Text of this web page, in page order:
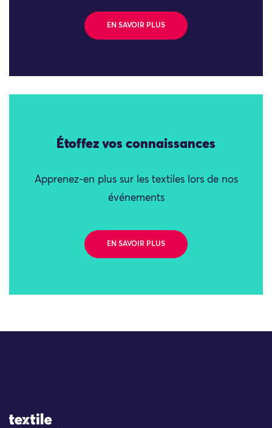
EN SAVOIR PLUS
Étoffez vos connaissances
Apprenez-en plus sur les textiles lors de nos
événements
EN SAVOIR PLUS
Site Logo